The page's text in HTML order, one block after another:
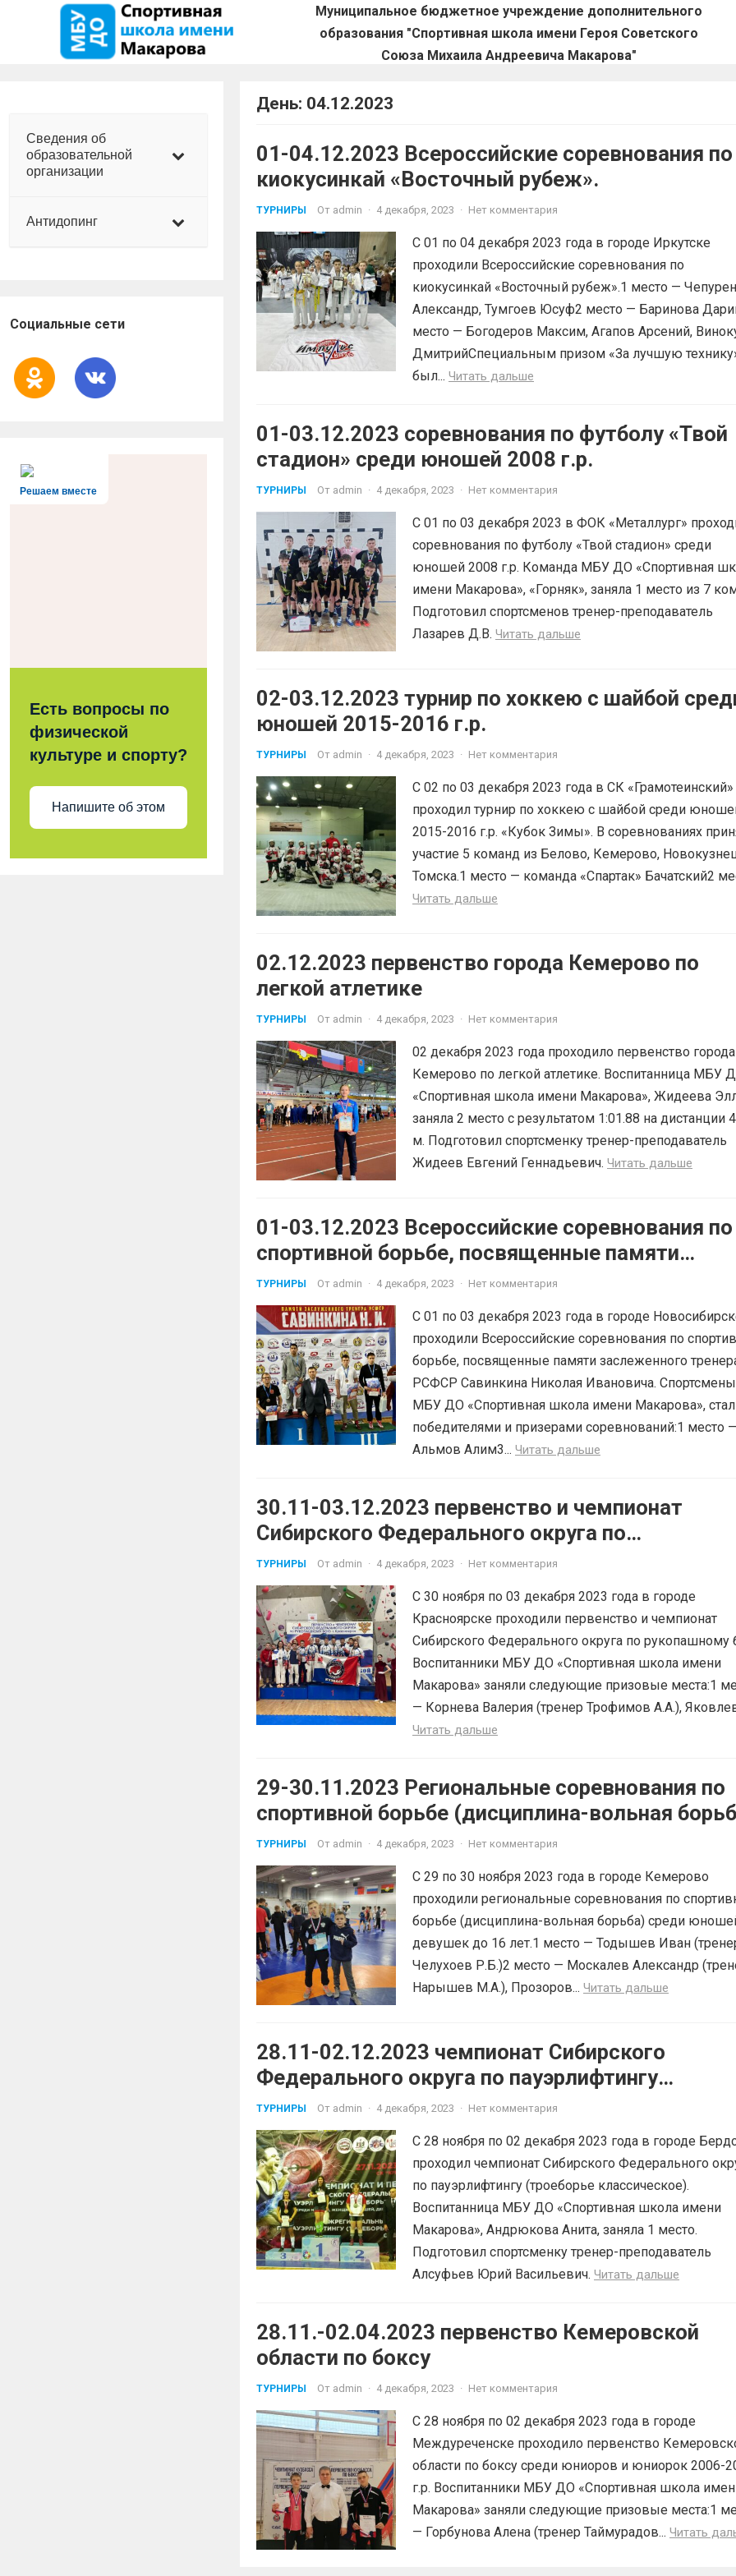
Муниципальное бюджетное учреждение дополнительного
образования "Спортивная школа имени Героя Советского
Союза Михаила Андреевича Макарова"
Сведения об
образовательной
организации
Антидопинг
Социальные сети
Решаем вместе
Есть вопросы по
физической
культуре и спорту?
Напишите об этом
День: 04.12.2023
01-04.12.2023 Всероссийские соревнования по
киокусинкай «Восточный рубеж».
ТУРНИРЫ От admin · 4 декабря, 2023 · Нет комментария
С 01 по 04 декабря 2023 года в городе Иркутске
проходили Всероссийские соревнования по
киокусинкай «Восточный рубеж».1 место —
Александр, Тумгоев Юсуф2 место — Баринова
место — Богодеров Максим, Агапов Арсений,
ДмитрийСпециальным призом «За лучшую
был... Читать дальше
01-03.12.2023 соревнования по футболу «Твой
стадион» среди юношей 2008 г.р.
ТУРНИРЫ От admin · 4 декабря, 2023 · Нет комментария
С 01 по 03 декабря 2023 в ФОК «Металлург»
соревнования по футболу «Твой стадион» среди
юношей 2008 г.р. Команда МБУ ДО «Спортивная
имени Макарова», «Горняк», заняла 1 место из 7
Подготовил спортсменов тренер-преподаватель
Лазарев Д.В. Читать дальше
02-03.12.2023 турнир по хоккею с шайбой
юношей 2015-2016 г.р.
ТУРНИРЫ От admin · 4 декабря, 2023 · Нет комментария
С 02 по 03 декабря 2023 года в СК «Грамотеинский»
проходил турнир по хоккею с шайбой среди
2015-2016 г.р. «Кубок Зимы». В соревнованиях
участие 5 команд из Белово, Кемерово,
Томска.1 место — команда «Спартак» Бачатский2
Читать дальше
02.12.2023 первенство города Кемерово по
легкой атлетике
ТУРНИРЫ От admin · 4 декабря, 2023 · Нет комментария
02 декабря 2023 года проходило первенство города
Кемерово по легкой атлетике. Воспитанница МБУ
«Спортивная школа имени Макарова», Жидеева
заняла 2 место с результатом 1:01.88 на дистанции
м. Подготовил спортсменку тренер-преподаватель
Жидеев Евгений Геннадьевич. Читать дальше
01-03.12.2023 Всероссийские соревнования по
спортивной борьбе, посвященные памяти
заслеженного тренера РСФСР Савинкина
Николая Ивановича
ТУРНИРЫ От admin · 4 декабря, 2023 · Нет комментария
С 01 по 03 декабря 2023 года в городе
проходили Всероссийские соревнования по
борьбе, посвященные памяти заслеженного
РСФСР Савинкина Николая Ивановича. Спортсмены
МБУ ДО «Спортивная школа имени Макарова»,
победителями и призерами соревнований:1 место —
Альмов Алим3... Читать дальше
30.11-03.12.2023 первенство и чемпионат
Сибирского Федерального округа по
рукопашному бою
ТУРНИРЫ От admin · 4 декабря, 2023 · Нет комментария
С 30 ноября по 03 декабря 2023 года в городе
Красноярске проходили первенство и чемпионат
Сибирского Федерального округа по рукопашному
Воспитанники МБУ ДО «Спортивная школа имени
Макарова» заняли следующие призовые места:1
— Корнева Валерия (тренер Трофимов А.А.),
Читать дальше
29-30.11.2023 Региональные соревнования по
спортивной борьбе (дисциплина-вольная
среди юношей и девушек до 16 лет
ТУРНИРЫ От admin · 4 декабря, 2023 · Нет комментария
С 29 по 30 ноября 2023 года в городе Кемерово
проходили региональные соревнования по
борьбе (дисциплина-вольная борьба) среди
девушек до 16 лет.1 место — Тодышев Иван
Челухоев Р.Б.)2 место — Москалев Александр
Нарышев М.А.), Прозоров... Читать дальше
28.11-02.12.2023 чемпионат Сибирского
Федерального округа по пауэрлифтингу
(троеборье классическое)
ТУРНИРЫ От admin · 4 декабря, 2023 · Нет комментария
С 28 ноября по 02 декабря 2023 года в городе
проходил чемпионат Сибирского Федерального
по пауэрлифтингу (троеборье классическое).
Воспитанница МБУ ДО «Спортивная школа имени
Макарова», Андрюкова Анита, заняла 1 место.
Подготовил спортсменку тренер-преподаватель
Алсуфьев Юрий Васильевич. Читать дальше
28.11.-02.04.2023 первенство Кемеровской
области по боксу
ТУРНИРЫ От admin · 4 декабря, 2023 · Нет комментария
С 28 ноября по 02 декабря 2023 года в городе
Междуреченске проходило первенство
области по боксу среди юниоров и юниорок 2006-
г.р. Воспитанники МБУ ДО «Спортивная школа
Макарова» заняли следующие призовые места:1
— Горбунова Алена (тренер Таймурадов... Читать